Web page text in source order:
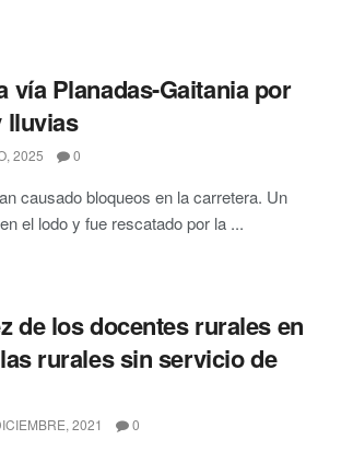
vía Planadas-Gaitania por
lluvias
2025 0
causado bloqueos en la carretera. Un
el lodo y fue rescatado por la ...
de los docentes rurales en
rurales sin servicio de
2021 0